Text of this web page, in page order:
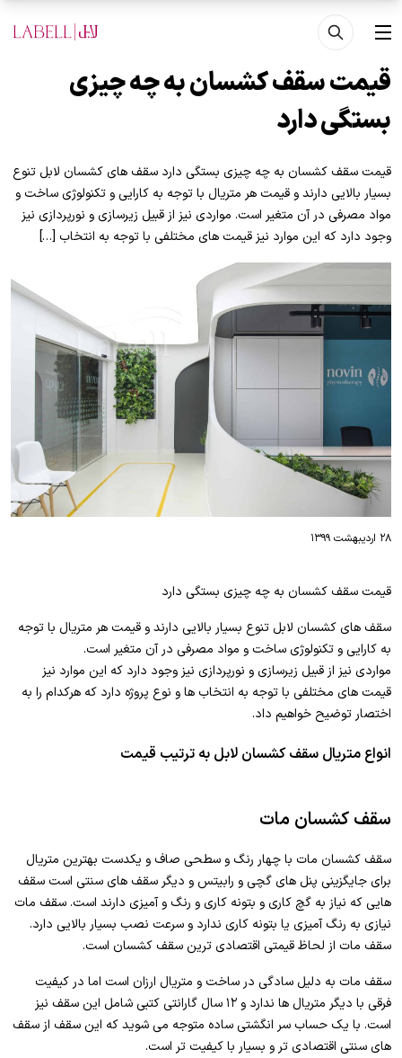
رفتن به محتوای اصلی
منو
قیمت سقف کشسان به چه چیزی
بستگی دارد
قیمت سقف کشسان به چه چیزی بستگی دارد سقف های کشسان لابل تنوع
بسیار بالایی دارند و قیمت هر متریال با توجه به کارایی و تکنولوژی ساخت و
مواد مصرفی در آن متغیر است. مواردی نیز از قبیل زیرسازی و نورپردازی نیز
وجود دارد که این موارد نیز قیمت های مختلفی با توجه به انتخاب […]
۲۸ اردیبهشت ۱۳۹۹
قیمت سقف کشسان به چه چیزی بستگی دارد
سقف های کشسان لابل تنوع بسیار بالایی دارند و قیمت هر متریال با توجه
به کارایی و تکنولوژی ساخت و مواد مصرفی در آن متغیر است.
مواردی نیز از قبیل زیرسازی و نورپردازی نیز وجود دارد که این موارد نیز
قیمت های مختلفی با توجه به انتخاب ها و نوع پروژه دارد که هرکدام را به
اختصار توضیح خواهیم داد.
انواع متریال سقف کشسان لابل به ترتیب قیمت
سقف کشسان مات
سقف کشسان مات با چهار رنگ و سطحی صاف و یکدست بهترین متریال
برای جایگزینی پنل های گچی و رابیتس و دیگر سقف های سنتی است سقف
هایی که نیاز به گچ کاری و بتونه کاری و رنگ و آمیزی دارند است. سقف مات
نیازی به رنگ آمیزی یا بتونه کاری ندارد و سرعت نصب بسیار بالایی دارد.
سقف مات از لحاظ قیمتی اقتصادی ترین سقف کشسان است.
سقف مات به دلیل سادگی در ساخت و متریال ارزان است اما در کیفیت
فرقی با دیگر متریال ها ندارد و ۱۲ سال گارانتی کتبی شامل این سقف نیز
است. با یک حساب سر انگشتی ساده متوجه می شوید که این سقف از سقف
های سنتی اقتصادی تر و بسیار با کیفیت تر است.